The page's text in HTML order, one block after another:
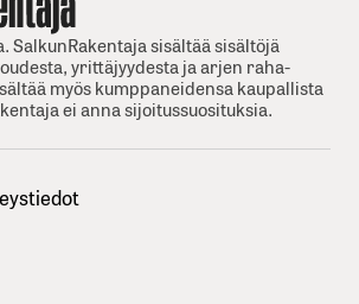
SalkunRakentaja sisältää sisältöjä
yrittäjyydesta ja arjen raha-
myös kumppaneidensa kaupallista
ei anna sijoitussuosituksia.